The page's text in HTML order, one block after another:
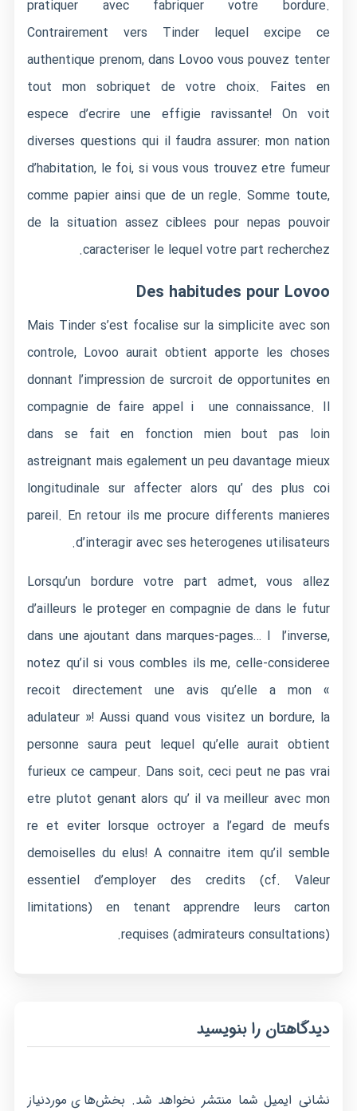
pratiquer avec fabriquer votre bordure.
Contrairement vers Tinder lequel excipe ce
authentique prenom, dans Lovoo vous pouvez tenter
tout mon sobriquet de votre choix. Faites en
espece d’ecrire une effigie ravissante! On voit
diverses questions qui il faudra assurer: mon nation
d’habitation, le foi, si vous vous trouvez etre fumeur
comme papier ainsi que de un regle. Somme toute,
de la situation assez ciblees pour nepas pouvoir
caracteriser le lequel votre part recherchez.
Des habitudes pour Lovoo
Mais Tinder s’est focalise sur la simplicite avec son
controle, Lovoo aurait obtient apporte les choses
donnant l’impression de surcroit de opportunites en
compagnie de faire appel i une connaissance. Il
dans se fait en fonction mien bout pas loin
astreignant mais egalement un peu davantage mieux
longitudinale sur affecter alors qu’ des plus coi
pareil. En retour ils me procure differents manieres
d’interagir avec ses heterogenes utilisateurs.
Lorsqu’un bordure votre part admet, vous allez
d’ailleurs le proteger en compagnie de dans le futur
dans une ajoutant dans marques-pages… I l’inverse,
notez qu’il si vous combles ils me, celle-consideree
recoit directement une avis qu’elle a mon «
adulateur »! Aussi quand vous visitez un bordure, la
personne saura peut lequel qu’elle aurait obtient
furieux ce campeur. Dans soit, ceci peut ne pas vrai
etre plutot genant alors qu’ il va meilleur avec mon
re et eviter lorsque octroyer a l’egard de meufs
demoiselles du elus! A connaitre item qu’il semble
essentiel d’employer des credits (cf. Valeur
limitations) en tenant apprendre leurs carton
requises (admirateurs consultations).
دیدگاهتان را بنویسید
نشانی ایمیل شما منتشر نخواهد شد. بخش‌های موردنیاز